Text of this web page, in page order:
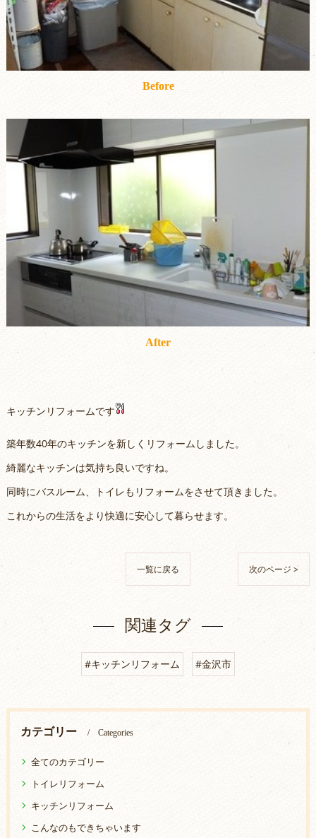
Before
After
キッチンリフォームです
築年数40年のキッチンを新しくリフォームしました。
綺麗なキッチンは気持ち良いですね。
同時にバスルーム、トイレもリフォームをさせて頂きました。
これからの生活をより快適に安心して暮らせます。
一覧に戻る 次のページ >
関連タグ
#キッチンリフォーム #金沢市
カテゴリー Categories
全てのカテゴリー
トイレリフォーム
キッチンリフォーム
こんなのもできちゃいます